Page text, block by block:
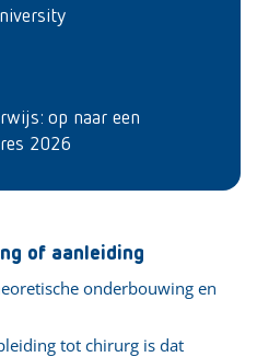
op naar een
2026
of aanleiding
onderbouwing en
tot chirurg is dat